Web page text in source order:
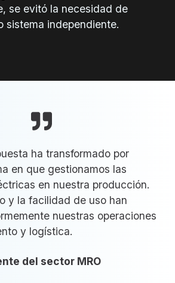
se evitó la necesidad de
sistema independiente.
ha transformado por
en que gestionamos las
en nuestra producción.
y la facilidad de uso han
nuestras operaciones
y logística.
del sector MRO